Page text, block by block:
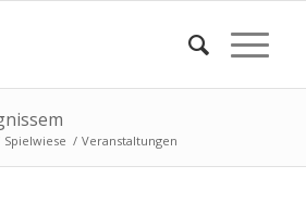
Spielwiese / Veranstaltungen